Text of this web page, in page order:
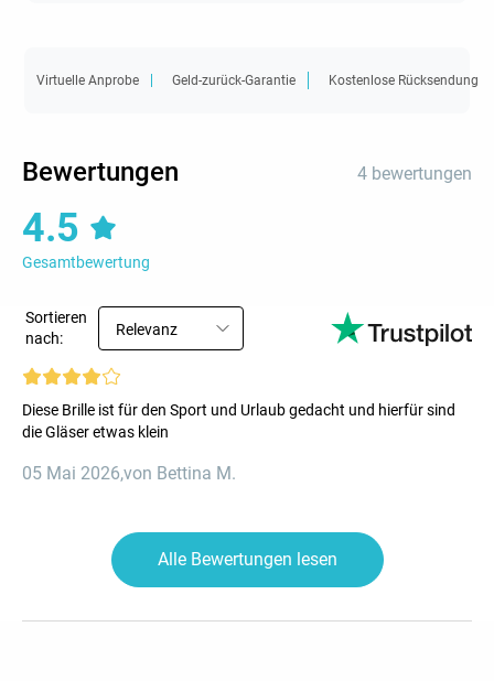
Virtuelle Anprobe Geld-zurück-Garantie Kostenlose Rücksendung
Bewertungen 4 bewertungen
4.5
Gesamtbewertung
Sortieren
nach:
Relevanz
Diese Brille ist für den Sport und Urlaub gedacht und hierfür sind
die Gläser etwas klein
05 Mai 2026,von Bettina M.
Alle Bewertungen lesen